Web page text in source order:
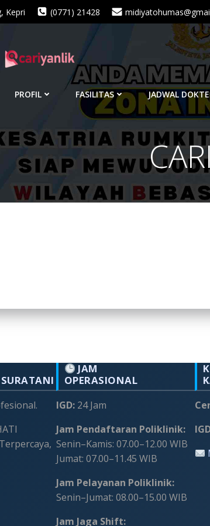
Kepri (0771) 21428
PROFIL FASILITAS JADWAL
JAM
OPERASIONAL
IGD:24 Jam
Jam Pendaftaran Poliklinik:
Senin–Kamis: 07.00–12.00 WIB
Jumat: 07.00–11.45 WIB
Jam Pelayanan Poliklinik:
Senin–Jumat: 08.00–15.00 WIB
Jam Jaga Shift: